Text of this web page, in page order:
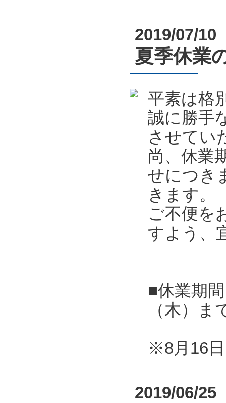
2019/07/10
夏季休業
平素は格
誠に勝手
させてい
尚、休業
せにつき
きます。
ご不便を
すよう、
■休業期
（木）ま
※8月16
2019/06/25